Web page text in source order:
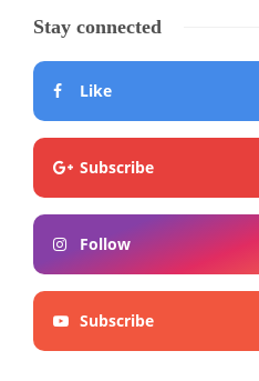
Stay connected
Like
Subscribe
Follow
Subscribe